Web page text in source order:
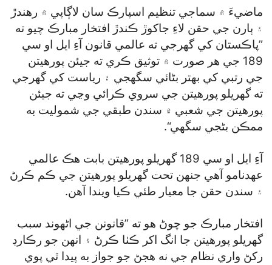
ماضيءَ ۾ سماجي تنظيم اسپارڪ سان لاڳاپي ۾ رهندڙ
۽ ٻارن جي حقن لاءِ جاکوڙ ڪندڙ افتخار مبارڪ چيو ته
”پاڪستان کي گھرجي ته عالمي قانون آءِ ايل او سي
189 جي هر صورت ۾ توثيق ڪري ته جيئن پورهيتن
جي رتبي کي بهتر بڻائي سگھجي ۽ رياست کي گھرجي
ته گھريلو پورهيتن جي سروي ڪرائي وڃي ته جيئن
پورهيتن جي شعبي ۾ سندن طبقي جي شموليت به
ممڪن بڻجي سگھي“.
آءِ ايل او سي 189 گھريلو پورهيتن بابت هڪ عالمي
عهدنامو آهي جنهن تحت گھريلو پورهيتن جي ڪم ڪرڻ
۽ سندن حقن جا معيار طئي ڪيا ويندا آهن.
افتخار مبارڪ جو چوڻ هو ته ”قانونن جي اڻهوند سبب
گھريلو پورهيتن جا انگ اکر ڪٺا ڪرڻ ۽ انهن جو رڪارڊ
رکڻ واري نظام جي نه هجڻ جو جواز به پيدا ٿي پوي